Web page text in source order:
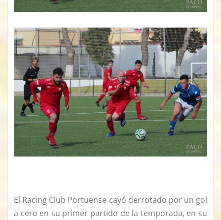
El Racing Club Portuense cayó derrotado por un gol
a cero en su primer partido de la temporada, en su